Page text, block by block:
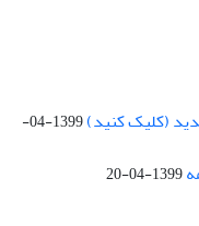
(کلیک کنید)
1399-04-
1399-04-20